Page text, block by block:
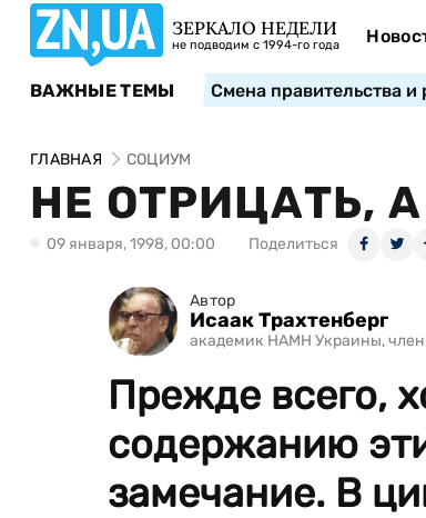
ЗЕРКАЛО НЕДЕЛИ
не подводим с 1994-го года
ВАЖНЫЕ ТЕМЫ Смена правительства и
ГЛАВНАЯ СОЦИУМ
НЕ ОТРИЦАТЬ,
09 января, 1998, 00:00 Поделиться
Автор
Исаак Трахтенберг
академик НАМН Украины,
Прежде всего,
содержанию
замечание. В